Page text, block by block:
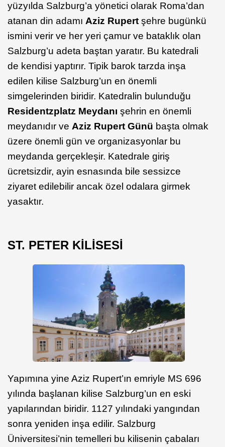
yüzyılda Salzburg’a yönetici olarak Roma’dan
atanan din adamı Aziz Rupert şehre bugünkü
ismini verir ve her yeri çamur ve bataklık olan
Salzburg’u adeta baştan yaratır. Bu katedrali
de kendisi yaptırır. Tipik barok tarzda inşa
edilen kilise Salzburg’un en önemli
simgelerinden biridir. Katedralin bulunduğu
Residentzplatz Meydanı şehrin en önemli
meydanıdır ve Aziz Rupert Günü başta olmak
üzere önemli gün ve organizasyonlar bu
meydanda gerçekleşir. Katedrale giriş
ücretsizdir, ayin esnasında bile sessizce
ziyaret edilebilir ancak özel odalara girmek
yasaktır.
ST. PETER KİLİSESİ
Yapımına yine Aziz Rupert’ın emriyle MS 696
yılında başlanan kilise Salzburg’un en eski
yapılarından biridir. 1127 yılındaki yangından
sonra yeniden inşa edilir. Salzburg
Üniversitesi’nin temelleri bu kilisenin çabaları